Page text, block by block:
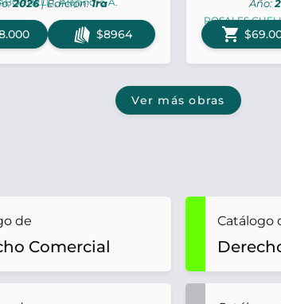
2026| Edición:1ra
$8964
ROSALES
Año:
shopping_cart
Ver más obras
de
Comercial
Catálogo